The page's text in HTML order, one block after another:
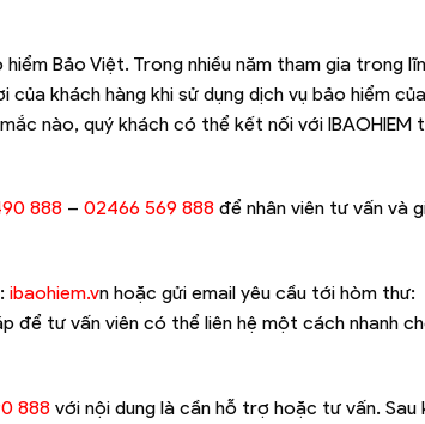
Bảo Việt. Trong nhiều năm tham gia trong
khách hàng khi sử dụng dịch vụ bảo hiểm
nào, quý khách có thể kết nối với IBAOHIEM
888 – 02466 569 888 để nhân viên tư vấn và
ibaohiem.vn hoặc gửi email yêu cầu tới hòm thư:
để tư vấn viên có thể liên hệ một cách nhanh
888 với nội dung là cần hỗ trợ hoặc tư vấn. Sau